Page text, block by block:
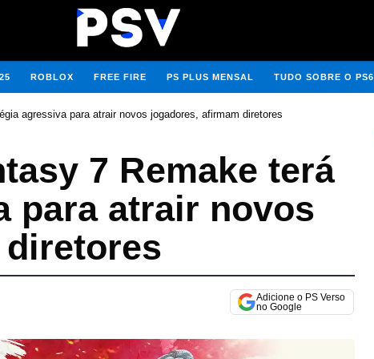
ROBLOX FREE FIRE PS PLUS MENSAL TUDO SOBRE O PS6
agressiva para atrair novos jogadores, afirmam diretores
7 Remake terá
para atrair novos
Adicione o PS Verso
no Google